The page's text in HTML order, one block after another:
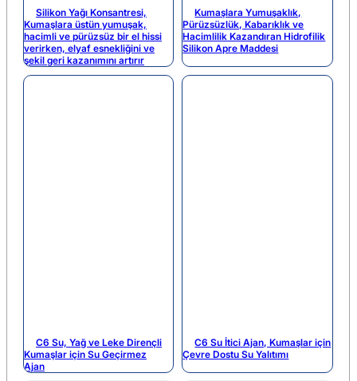
Silikon Yağı Konsantresi,
Kumaşlara üstün yumuşak,
hacimli ve pürüzsüz bir el hissi
verirken, elyaf esnekliğini ve
şekil geri kazanımını artırır
Kumaşlara Yumuşaklık,
Pürüzsüzlük, Kabarıklık ve
Hacimlilik Kazandıran Hidrofilik
Silikon Apre Maddesi
C6 Su, Yağ ve Leke Dirençli
Kumaşlar için Su Geçirmez
Ajan
C6 Su İtici Ajan, Kumaşlar için
Çevre Dostu Su Yalıtımı